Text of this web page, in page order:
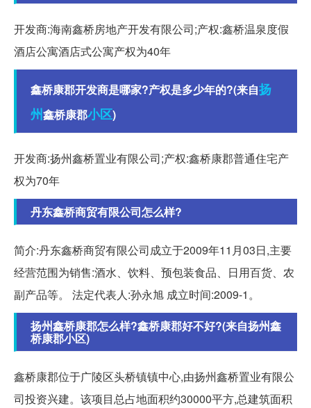
开发商:海南鑫桥房地产开发有限公司;产权:鑫桥温泉度假
酒店公寓酒店式公寓产权为40年
鑫桥康郡开发商是哪家?产权是多少年的?(来自扬
州鑫桥康郡小区)
开发商:扬州鑫桥置业有限公司;产权:鑫桥康郡普通住宅产
权为70年
丹东鑫桥商贸有限公司怎么样?
简介:丹东鑫桥商贸有限公司成立于2009年11月03日,主要
经营范围为销售:酒水、饮料、预包装食品、日用百货、农
副产品等。 法定代表人:孙永旭 成立时间:2009-1。
扬州鑫桥康郡怎么样?鑫桥康郡好不好?(来自扬州鑫
桥康郡小区)
鑫桥康郡位于广陵区头桥镇镇中心,由扬州鑫桥置业有限公
司投资兴建。该项目总占地面积约30000平方,总建筑面积